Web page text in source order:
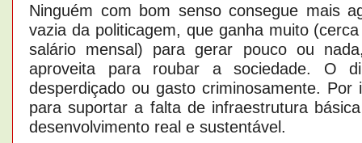
Ninguém com bom senso consegue mais
vazia da politicagem, que ganha muito
salário mensal) para gerar pouco ou
aproveita para roubar a sociedade. O
desperdiçado ou gasto criminosamente. Por
para suportar a falta de infraestrutura
desenvolvimento real e sustentável.